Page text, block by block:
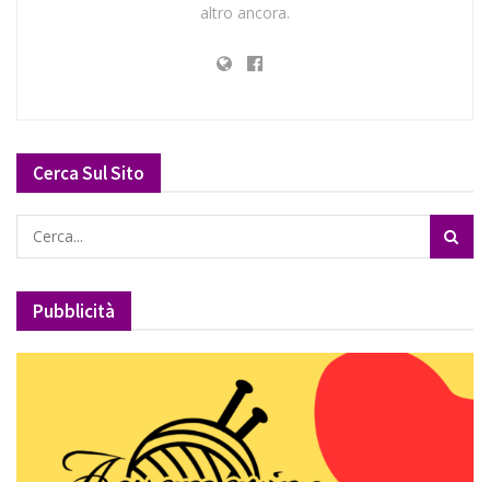
altro ancora.
Cerca Sul Sito
Pubblicità